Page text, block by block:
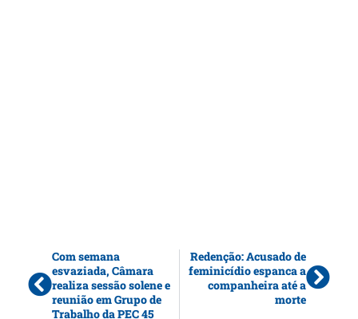
Com semana
esvaziada, Câmara
realiza sessão solene e
reunião em Grupo de
Trabalho da PEC 45
Redenção: Acusado de
feminicídio espanca a
companheira até a
morte